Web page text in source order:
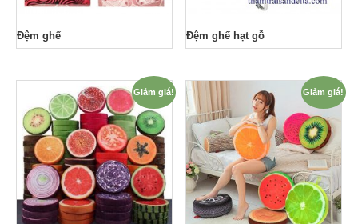
Đệm ghế Đệm ghế hạt gỗ
Giảm giá! Giảm giá!